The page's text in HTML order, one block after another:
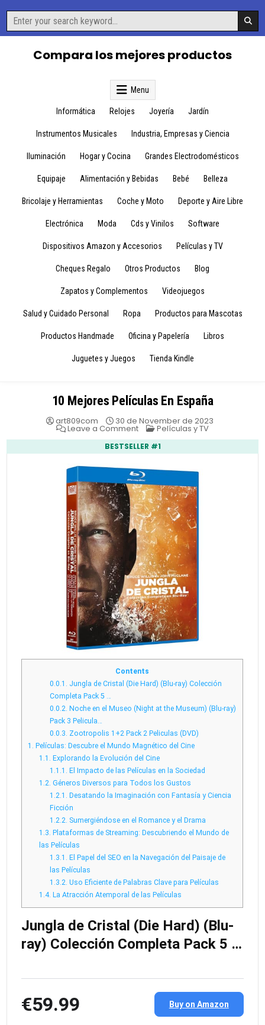
content
Search
for:
Compara los mejores productos
Menu
Informática Relojes Joyería Jardín
Instrumentos Musicales Industria, Empresas y Ciencia
Iluminación Hogar y Cocina Grandes Electrodomésticos
Equipaje Alimentación y Bebidas Bebé Belleza
Bricolaje y Herramientas Coche y Moto Deporte y Aire Libre
Electrónica Moda Cds y Vinilos Software
Dispositivos Amazon y Accesorios Películas y TV
Cheques Regalo Otros Productos Blog
Zapatos y Complementos Videojuegos
Salud y Cuidado Personal Ropa Productos para Mascotas
Productos Handmade Oficina y Papelería Libros
Juguetes y Juegos Tienda Kindle
10 Mejores Películas En España
art809com 30 de November de 2023
Leave a Commenton
Mejores
Películas
España
Posted
Películas y TV
BESTSELLER #1
Contents
0.0.1. Jungla de Cristal (Die Hard) (Blu-ray) Colección
Completa Pack 5 …
0.0.2. Noche en el Museo (Night at the Museum) (Blu-ray)
Pack 3 Pelicula…
0.0.3. Zootropolis 1+2 Pack 2 Peliculas (DVD)
1. Películas: Descubre el Mundo Magnético del Cine
1.1. Explorando la Evolución del Cine
1.1.1. El Impacto de las Películas en la Sociedad
1.2. Géneros Diversos para Todos los Gustos
1.2.1. Desatando la Imaginación con Fantasía y Ciencia
Ficción
1.2.2. Sumergiéndose en el Romance y el Drama
1.3. Plataformas de Streaming: Descubriendo el Mundo de
las Películas
1.3.1. El Papel del SEO en la Navegación del Paisaje de
las Películas
1.3.2. Uso Eficiente de Palabras Clave para Películas
1.4. La Atracción Atemporal de las Películas
Jungla de Cristal (Die Hard) (Blu-
ray) Colección Completa Pack 5 …
€59.99 Buy on Amazon